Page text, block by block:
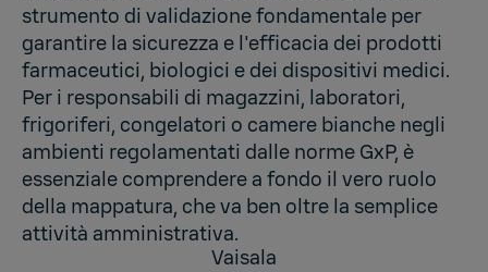
strumento di validazione fondamentale per
garantire la sicurezza e l'efficacia dei prodotti
farmaceutici, biologici e dei dispositivi medici.
Per i responsabili di magazzini, laboratori,
frigoriferi, congelatori o camere bianche negli
ambienti regolamentati dalle norme GxP, è
essenziale comprendere a fondo il vero ruolo
della mappatura, che va ben oltre la semplice
attività amministrativa.
Vaisala